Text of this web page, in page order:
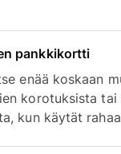
pankkikortti
enää koskaan
korotuksista tai
kun käytät